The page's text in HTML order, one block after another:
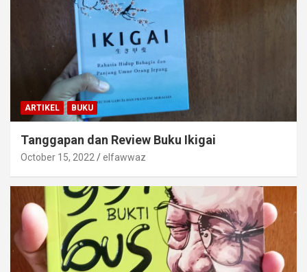
ARTIKEL BUKU
Tanggapan dan Review Buku Ikigai
October 15, 2022 elfawwaz